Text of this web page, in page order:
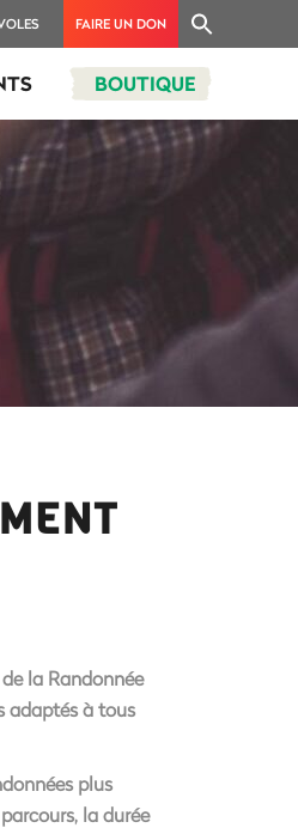
FAIRE UN DON
BOUTIQUE
la Randonnée
adaptés à tous
plus
la durée